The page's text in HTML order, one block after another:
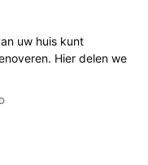
uw huis kunt
Hier delen we